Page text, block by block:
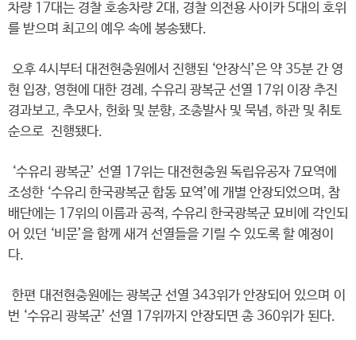
차량 17대는 경찰 호송차량 2대, 경찰 의전용 사이카 5대의 호위
를 받으며 최고의 예우 속에 봉송됐다.
오후 4시부터 대전현충원에서 진행된 ‘안장식’은 약 35분 간 영
현 입장, 영현에 대한 경례, 수유리 광복군 선열 17위 이장 추진
경과보고, 추모사, 헌화 및 분향, 조총발사 및 묵념, 하관 및 취토
순으로 진행됐다.
‘수유리 광복군’ 선열 17위는 대전현충원 독립유공자 7묘역에
조성한 ‘수유리 한국광복군 합동 묘역’에 개별 안장되었으며, 참
배단에는 17위의 이름과 공적, 수유리 한국광복군 묘비에 각인되
어 있던 ‘비문’을 함께 새겨 선열들을 기릴 수 있도록 할 예정이
다.
한편 대전현충원에는 광복군 선열 343위가 안장되어 있으며 이
번 ‘수유리 광복군’ 선열 17위까지 안장되면 총 360위가 된다.